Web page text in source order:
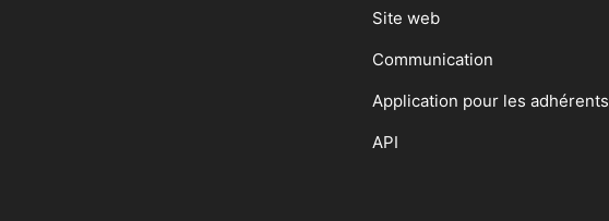
Site web
Communication
Application pour les adhérents
API